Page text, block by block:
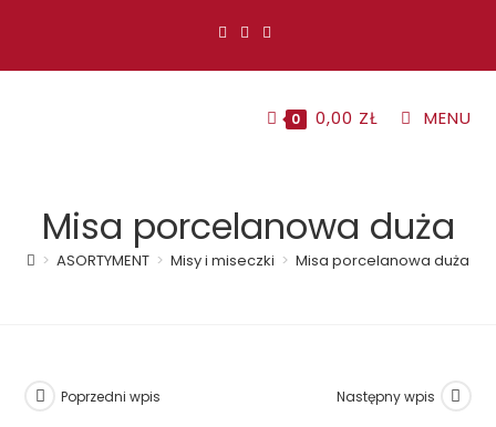
0 0,00 ZŁ MENU
Misa porcelanowa duża
> ASORTYMENT > Misy i miseczki > Misa porcelanowa duża
Poprzedni wpis Następny wpis